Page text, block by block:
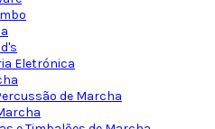
Eletrónica
de Marcha